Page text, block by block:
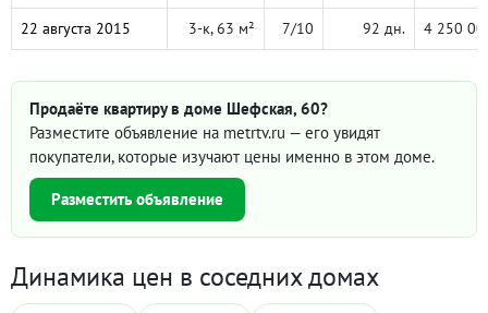
22 августа 2015 3-к, 63 м² 7/10 92 дн. 4 250
Продаёте квартиру в доме Шефская, 60?
Разместите объявление на metrtv.ru — его увидят
покупатели, которые изучают цены именно в этом доме.
Разместить объявление
Динамика цен в соседних домах